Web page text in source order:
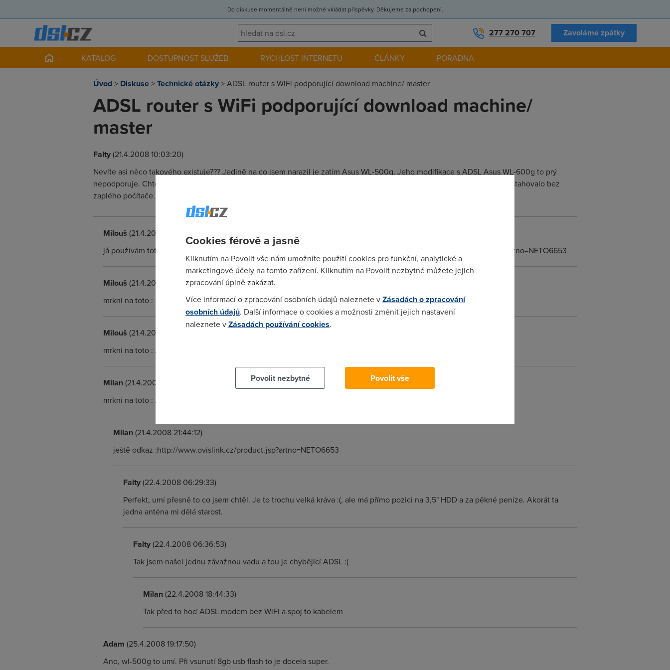
Do diskuse momentálně není možné vkládat příspěvky. Děkujeme za pochopení.
277 270 707 Zavoláme zpátky
KATALOG DOSTUPNOST SLUŽEB RYCHLOST INTERNETU ČLÁNKY PORADNA
Úvod> Diskuse>Technické otázky>ADSL router s WiFi podporující download machine/ master
ADSL router s WiFi podporující download machine/
master
Falty(21.4.2008 10:03:20)
Nevíte asi něco takového existuje??? Jedině na co jsem narazil je zatím Asus WL-500g. Jeho modifikace s ADSL Asus WL-600g to prý
nepodporuje. Chtěl bych router na ADSL s wifi a abych tam mohl mít FTP + download machine v jednom zařízení, aby to stahovalo bez
zaplého počítače.
Milouš (21.4.2008 21:38:38)
já používám toto AirLive WMU-6500FS 802.11g AP/Samba /3,5'' HDD bay /2xUSB http://www.ovislink.cz/product.jsp?artno=NETO6653
Milouš (21.4.2008 21:40:13)
mrkni na toto : http://www.ovislink.cz/product.jsp?artno=NETO6653
Milouš (21.4.2008 21:42:01)
mrkni na toto : AirLive WMU-6500FS 802.11g AP/Samba /3,5'' HDD bay /2xUSB
Milan(21.4.2008 21:43:22)
mrkni na toto : AirLive WMU-6500FS 802.11g AP/Samba /3,5'' HDD bay /2xUSB
Milan(21.4.2008 21:44:12)
ještě odkaz :http://www.ovislink.cz/product.jsp?artno=NETO6653
Falty(22.4.2008 06:29:33)
Perfekt, umí přesně to co jsem chtěl. Je to trochu velká kráva :(, ale má přímo pozici na 3,5" HDD a za pěkné peníze. Akorát ta
jedna anténa mi dělá starost.
Falty(22.4.2008 06:36:53)
Tak jsem našel jednu závažnou vadu a tou je chybějící ADSL :(
Milan(22.4.2008 18:44:33)
Tak před to hoď ADSL modem bez WiFi a spoj to kabelem
Adam (25.4.2008 19:17:50)
Ano, wl-500g to umí. Při vsunutí 8gb usb flash to je docela super.
Cookies férově a jasně
Kliknutím na Povolit vše nám umožníte použití cookies pro funkční, analytické a
marketingové účely na tomto zařízení. Kliknutím na Povolit nezbytné můžete jejich
zpracování úplně zakázat.
Více informací o zpracování osobních údajů naleznete vZásadách o zpracování
osobních údajů. Další informace o cookies a možnosti změnit jejich nastavení
naleznete vZásadách používání cookies.
Povolit nezbytné
Povolit vše